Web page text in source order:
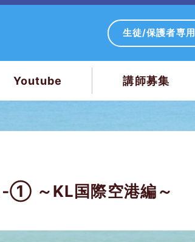
生徒/保護者専用
Youtube 講師募集
～KL国際空港編～